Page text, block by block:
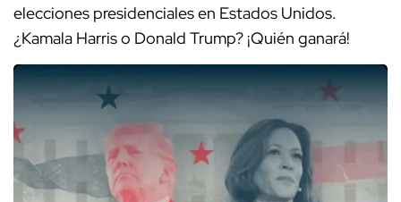
elecciones presidenciales en Estados Unidos.
¿Kamala Harris o Donald Trump? ¡Quién ganará!